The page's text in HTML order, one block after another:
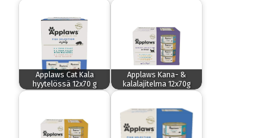
Applaws Cat Kala
hyytelössä 12x70 g
Applaws Kana- &
kalalajitelma 12x70g